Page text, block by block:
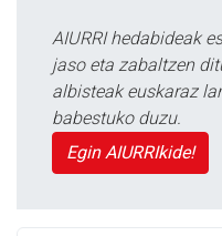
AIURRI hedabideak
jaso eta zabaltzen
albisteak euskaraz
babestuko duzu.
Egin AIURRIkide!